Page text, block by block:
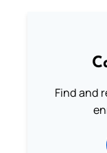
Find and